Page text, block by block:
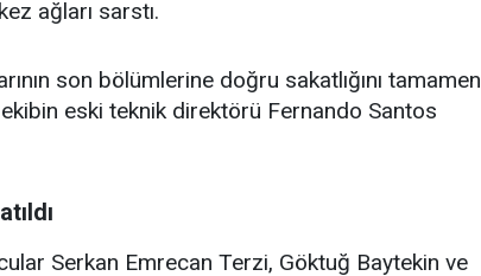
ağları sarstı.
son bölümlerine doğru sakatlığını tamamen
ekibin eski teknik direktörü Fernando Santos
Serkan Emrecan Terzi, Göktuğ Baytekin ve